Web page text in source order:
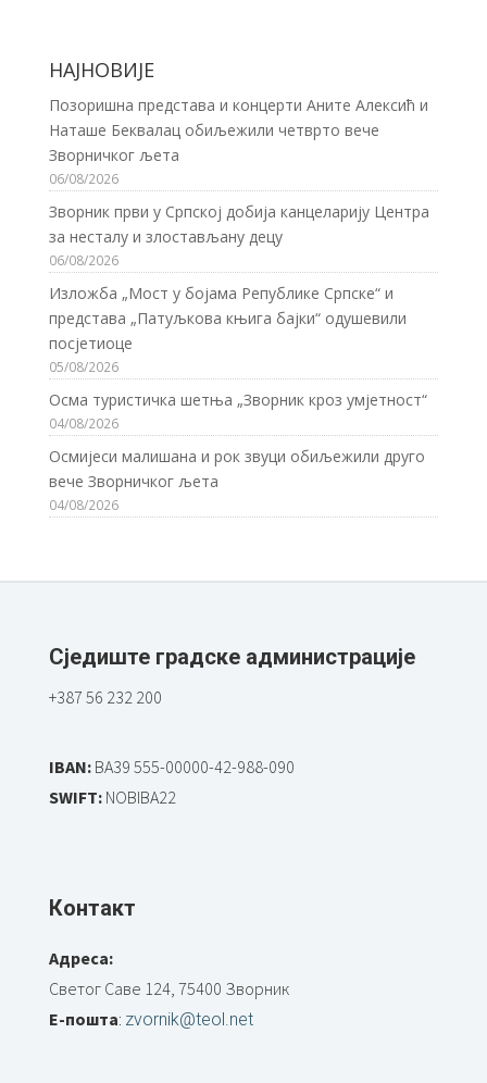
НАЈНОВИЈЕ
Позоришна представа и концерти Аните Алексић и
Наташе Беквалац обиљежили четврто вече
Зворничког љета
06/08/2026
Зворник први у Српској добија канцеларију Центра
за несталу и злостављану децу
06/08/2026
Изложба „Мост у бојама Републике Српске“ и
представа „Патуљкова књига бајки“ одушевили
посјетиоце
05/08/2026
Осма туристичка шетња „Зворник кроз умјетност“
04/08/2026
Осмијеси малишана и рок звуци обиљежили друго
вече Зворничког љета
04/08/2026
Сједиште градске администрације
+387 56 232 200
IBAN:BA39 555-00000-42-988-090
SWIFT:NOBIBA22
Контакт
Адреса:
Светог Саве 124, 75400 Зворник
Е-пошта: zvornik@teol.net